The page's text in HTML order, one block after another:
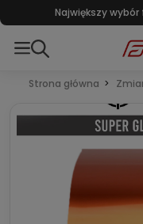
Największy
Strona główna